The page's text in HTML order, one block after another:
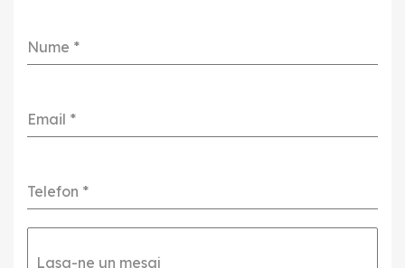
Nume *
Email *
Telefon *
Lasa-ne un mesaj